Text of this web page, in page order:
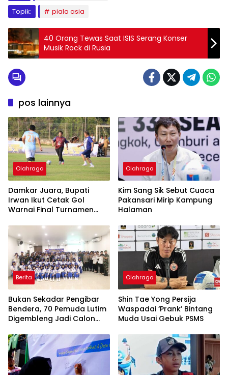
Topik:
piala asia
40 Orang Tewas Saat ISIS Serang Konser
Musik Rock di Rusia
pos lainnya
Olahraga
Damkar Juara, Bupati
Irwan Ikut Cetak Gol
Warnai Final Turnamen
Olahraga
Kim Sang Sik Sebut Cuaca
Pakansari Mirip Kampung
Halaman
Berita
‎Bukan Sekadar Pengibar
Bendera, 70 Pemuda Lutim
Digembleng Jadi Calon
Olahraga
Shin Tae Yong Persija
Waspadai ‘Prank’ Bintang
Muda Usai Gebuk PSMS